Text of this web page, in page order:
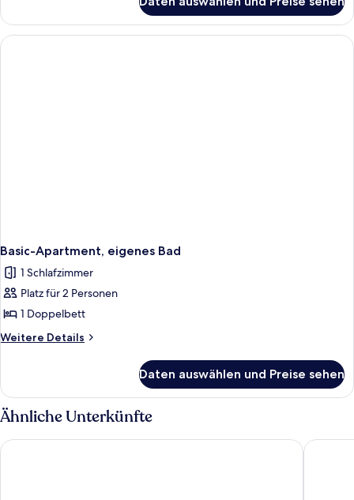
Apartment,
eigenes
Bad,
Basic-Apartment, eigenes Bad
1 Schlafzimmer
Platz für 2 Personen
1 Doppelbett
Weitere Details
Weitere
Apartment,
eigenes
Bad
Daten auswählen und Preise sehen
Ähnliche Unterkünfte
Ferienstudio